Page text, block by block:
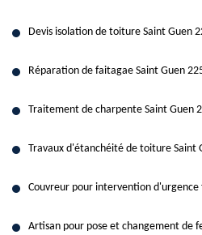
Devis isolation de toiture Saint Guen
Réparation de faitagae Saint Guen
Traitement de charpente Saint Guen
Travaux d'étanchéité de toiture Saint
Couvreur pour intervention
Artisan pour pose et changement de